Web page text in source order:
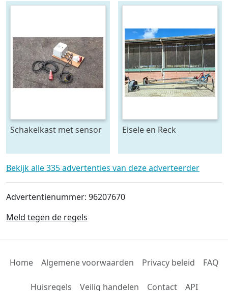
Schakelkast met sensor
Eisele en Reck
kast 70 x 70 raam - beide
5 meter lang
Bekijk alle 335 advertenties van deze adverteerder
Advertentienummer: 96207670
Meld tegen de regels
Home Algemene voorwaarden Privacy beleid FAQ
Huisregels Veilig handelen Contact API